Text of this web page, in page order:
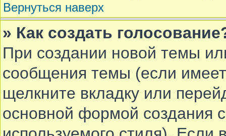
Вернуться наверх
» Как создать
При создании новой темы
сообщения темы (если
щелкните вкладку или
основной формой создания